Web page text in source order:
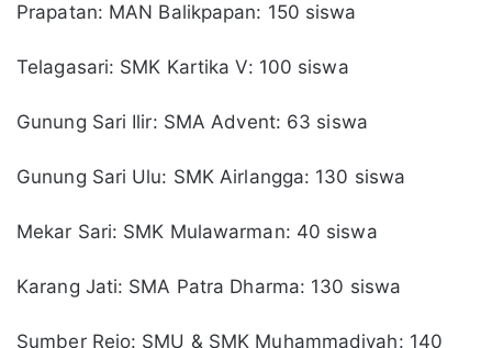
Prapatan: MAN Balikpapan: 150 siswa
Telagasari: SMK Kartika V: 100 siswa
Gunung Sari Ilir: SMA Advent: 63 siswa
Gunung Sari Ulu: SMK Airlangga: 130 siswa
Mekar Sari: SMK Mulawarman: 40 siswa
Karang Jati: SMA Patra Dharma: 130 siswa
Sumber Rejo: SMU & SMK Muhammadiyah: 140